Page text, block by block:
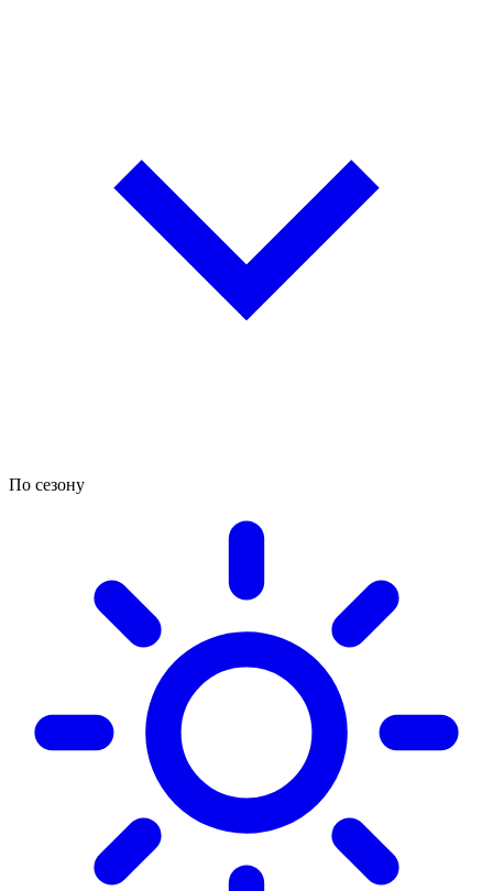
По сезону